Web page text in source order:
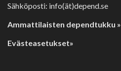
Sähköposti: info(ät)depend.se
Ammattilaisten dependtukku »
Evästeasetukset»